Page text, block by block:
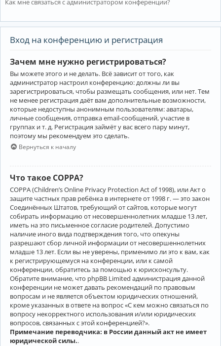
Как мне связаться с администратором конференции?
Вход на конференцию и регистрация
Зачем мне нужно регистрироваться?
Вы можете этого и не делать. Всё зависит от того, как
администратор настроил конференцию: должны ли вы
зарегистрироваться, чтобы размещать сообщения, или нет. Тем
не менее регистрация даёт вам дополнительные возможности,
которые недоступны анонимным пользователям: аватары,
личные сообщения, отправка email-сообщений, участие в
группах и т. д. Регистрация займёт у вас всего пару минут,
поэтому мы рекомендуем это сделать.
Вернуться к началу
Что такое COPPA?
COPPA (Children’s Online Privacy Protection Act of 1998), или Акт о
защите частных прав ребёнка в интернете от 1998 г. — это закон
Соединённых Штатов, требующий от сайтов, которые могут
собирать информацию от несовершеннолетних младше 13 лет,
иметь на это письменное согласие родителей. Допустимо
наличие иного вида подтверждения того, что опекуны
разрешают сбор личной информации от несовершеннолетних
младше 13 лет. Если вы не уверены, применимо ли это к вам, как
к регистрирующемуся на конференции, или к самой
конференции, обратитесь за помощью к юрисконсульту.
Обратите внимание, что phpBB Limited администрация данной
конференции не может давать рекомендаций по правовым
вопросам и не является объектом юридических отношений,
кроме указанных в ответе на вопрос «С кем можно связаться по
вопросу некорректного использования и/или юридических
вопросов, связанных с этой конференцией?».
Примечание переводчика: в России данный акт не имеет
юридической силы..